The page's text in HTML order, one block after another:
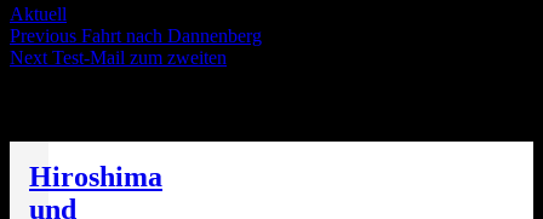
Categories
Aktuell
Post
navigation
PreviousPrevious
post:
Fahrt nach Dannenberg
NextNext
Test-Mail zum zweiten
Hiroshima
und